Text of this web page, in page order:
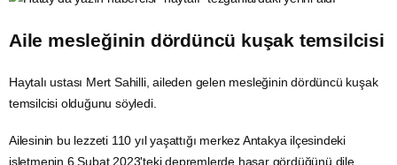
Aile mesleğinin dördüncü kuşak temsilcisi
Haytalı ustası Mert Sahilli, aileden gelen mesleğinin dördüncü kuşak
temsilcisi olduğunu söyledi.
Ailesinin bu lezzeti 110 yıl yaşattığı merkez Antakya ilçesindeki
işletmenin 6 Şubat2023'teki depremlerde hasar gördüğünü dile